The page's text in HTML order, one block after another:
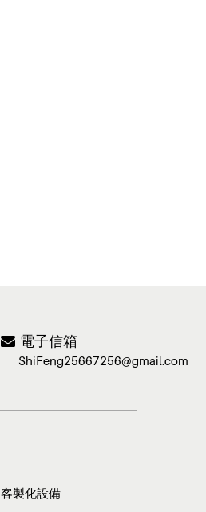
電子信箱
ShiFeng25667256@gmail.com
客製化設備